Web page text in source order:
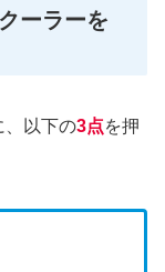
ーラーを
、以下の3点を押